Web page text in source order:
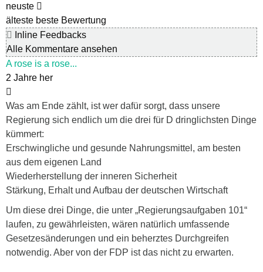
neuste
älteste beste Bewertung
Inline Feedbacks
Alle Kommentare ansehen
A rose is a rose...
2 Jahre her
Was am Ende zählt, ist wer dafür sorgt, dass unsere
Regierung sich endlich um die drei für D dringlichsten Dinge
kümmert:
Erschwingliche und gesunde Nahrungsmittel, am besten
aus dem eigenen Land
Wiederherstellung der inneren Sicherheit
Stärkung, Erhalt und Aufbau der deutschen Wirtschaft
Um diese drei Dinge, die unter „Regierungsaufgaben 101“
laufen, zu gewährleisten, wären natürlich umfassende
Gesetzesänderungen und ein beherztes Durchgreifen
notwendig. Aber von der FDP ist das nicht zu erwarten.